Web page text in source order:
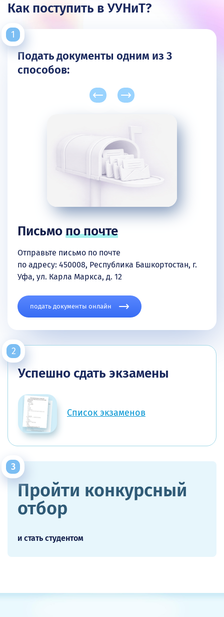
Как поступить в УУНиТ?
Подать документы одним из 3
способов:
Письмопо почте
Отправьте письмо по почте
по адресу: 450008, Республика Башкортостан, г.
Уфа, ул. Карла Маркса, д. 12
подать документы онлайн
Успешно сдать экзамены
Список экзаменов
Пройти конкурсный
отбор
и стать студентом